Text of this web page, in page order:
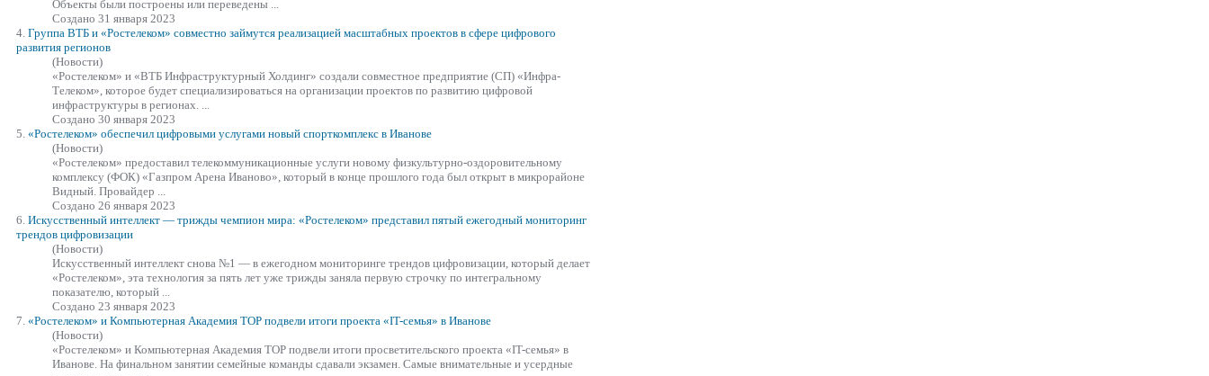
Объекты были построены или переведены ...
Создано 31 января 2023
4. Группа ВТБ и «Ростелеком» совместно займутся реализацией масштабных проектов в сфере цифрового
развития регионов
(Новости)
«Ростелеком» и «ВТБ Инфраструктурный Холдинг» создали совместное предприятие (СП) «Инфра-
Телеком», которое будет специализироваться на организации проектов по развитию цифровой
инфраструктуры в регионах. ...
Создано 30 января 2023
5. «Ростелеком» обеспечил цифровыми услугами новый спорткомплекс в Иванове
(Новости)
«Ростелеком» предоставил телекоммуникационные услуги новому физкультурно-оздоровительному
комплексу (ФОК) «Газпром Арена Иваново», который в конце прошлого года был открыт в микрорайоне
Видный. Провайдер ...
Создано 26 января 2023
6. Искусственный интеллект — трижды чемпион мира: «Ростелеком» представил пятый ежегодный мониторинг
трендов цифровизации
(Новости)
Искусственный интеллект снова №1 — в ежегодном мониторинге трендов цифровизации, который делает
«Ростелеком» , эта технология за пять лет уже трижды заняла первую строчку по интегральному
показателю, который ...
Создано 23 января 2023
7. «Ростелеком» и Компьютерная Академия ТОР подвели итоги проекта «IT-семья» в Иванове
(Новости)
«Ростелеком» и Компьютерная Академия ТОР подвели итоги просветительского проекта «IT-семья» в
Иванове. На финальном занятии семейные команды сдавали экзамен. Самые внимательные и усердные